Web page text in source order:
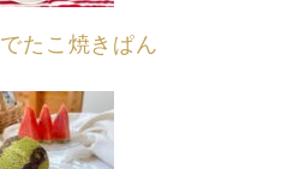
たこ焼きぱん